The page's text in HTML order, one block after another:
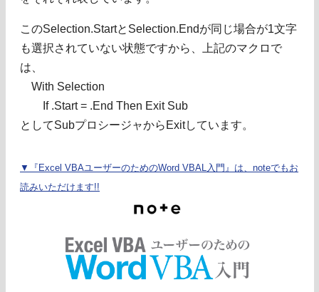
このSelection.StartとSelection.Endが同じ場合が1文字
も選択されていない状態ですから、上記のマクロで
は、
With Selection
If .Start = .End Then Exit Sub
としてSubプロシージャからExitしています。
▼『Excel VBAユーザーのためのWord VBAL入門』は、noteでもお
読みいただけます!!